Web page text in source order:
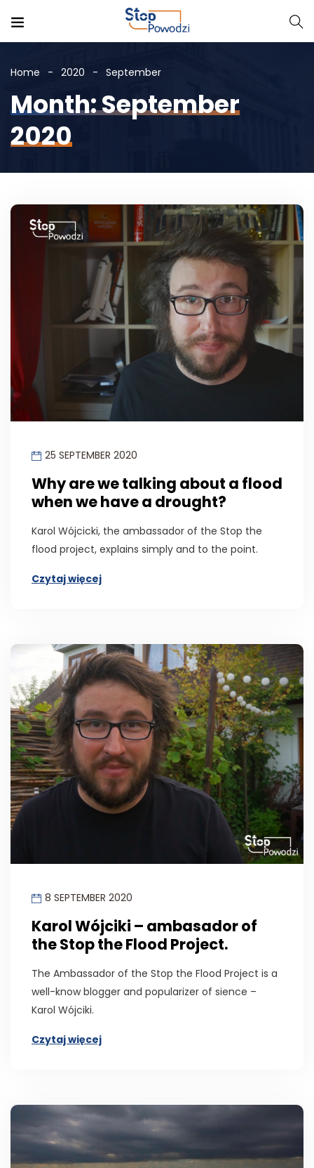
Home 2020 September
Month: September
2020
25 SEPTEMBER 2020
Why are we talking about a flood
when we have a drought?
Karol Wójcicki, the ambassador of the Stop the
flood project, explains simply and to the point.
Czytaj więcej
8 SEPTEMBER 2020
Karol Wójciki – ambasador of
the Stop the Flood Project.
The Ambassador of the Stop the Flood Project is a
well-know blogger and popularizer of sience –
Karol Wójciki.
Czytaj więcej